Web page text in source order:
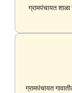
ग्रामपंचायत शाळा
ग्रामपंचायत